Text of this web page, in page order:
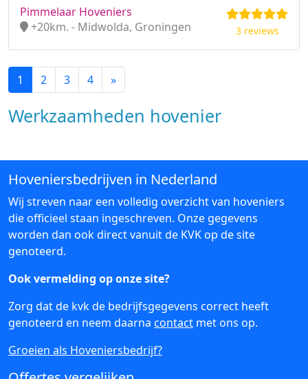
Pimmelaar Hoveniers
+20km. - Midwolda, Groningen
3 reviews
1 2 3 4 »
Werkzaamheden hovenier
Hoveniersbedrijven in Nederland
Wij streven naar een volledig overzicht van hoveniers
die officieel staan ingeschreven. Onze gegevens
worden dan ook direct vanuit de KVK op de site
genoteerd.
Ook vermelding op onze site?
Zorg dat de kvk de bedrijfsgegevens correct heeft
genoteerd en neem daarna contact met ons op.
Groeien als Hoveniersbedrijf?